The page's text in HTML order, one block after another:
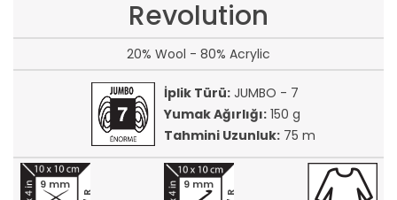
Revolution
20% Wool - 80% Acrylic
İplik Türü:JUMBO - 7
Yumak Ağırlığı:150 g
Tahmini Uzunluk:75 m
7 R
9 mm
7 R
9 mm